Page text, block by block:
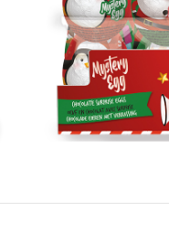
Click to enlarge